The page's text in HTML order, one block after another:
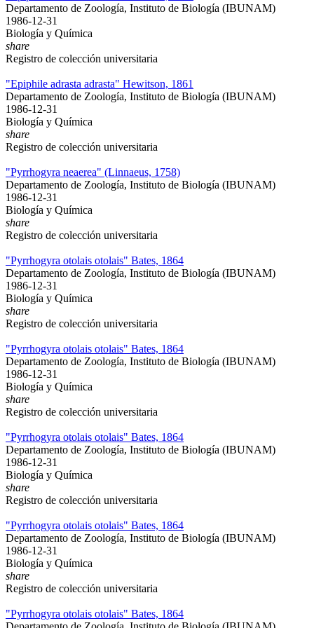
Departamento de Zoología, Instituto de Biología (IBUNAM)
1986-12-31
Biología y Química
share
Registro de colección universitaria
"Epiphile adrasta adrasta" Hewitson, 1861
Departamento de Zoología, Instituto de Biología (IBUNAM)
1986-12-31
Biología y Química
share
Registro de colección universitaria
"Pyrrhogyra neaerea" (Linnaeus, 1758)
Departamento de Zoología, Instituto de Biología (IBUNAM)
1986-12-31
Biología y Química
share
Registro de colección universitaria
"Pyrrhogyra otolais otolais" Bates, 1864
Departamento de Zoología, Instituto de Biología (IBUNAM)
1986-12-31
Biología y Química
share
Registro de colección universitaria
"Pyrrhogyra otolais otolais" Bates, 1864
Departamento de Zoología, Instituto de Biología (IBUNAM)
1986-12-31
Biología y Química
share
Registro de colección universitaria
"Pyrrhogyra otolais otolais" Bates, 1864
Departamento de Zoología, Instituto de Biología (IBUNAM)
1986-12-31
Biología y Química
share
Registro de colección universitaria
"Pyrrhogyra otolais otolais" Bates, 1864
Departamento de Zoología, Instituto de Biología (IBUNAM)
1986-12-31
Biología y Química
share
Registro de colección universitaria
"Pyrrhogyra otolais otolais" Bates, 1864